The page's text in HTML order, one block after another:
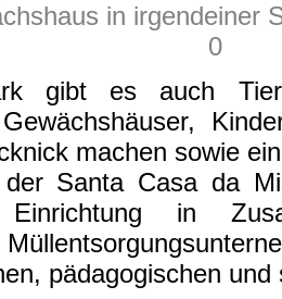
in irgendeiner
0
gibt es auch
machen sowie
Santa Casa da
Einrichtung in
pädagogischen